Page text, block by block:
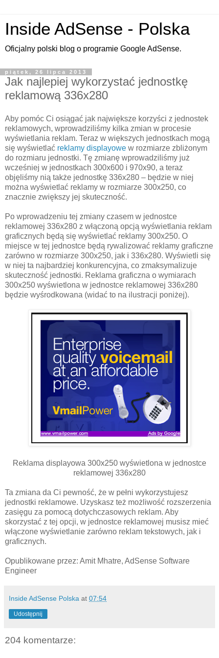
Inside AdSense - Polska
Oficjalny polski blog o programie Google AdSense.
piątek, 26 lipca 2013
Jak najlepiej wykorzystać jednostkę
reklamową 336x280
Aby pomóc Ci osiągać jak największe korzyści z jednostek
reklamowych, wprowadziliśmy kilka zmian w procesie
wyświetlania reklam. Teraz w większych jednostkach mogą
się wyświetlać reklamy displayowe w rozmiarze zbliżonym
do rozmiaru jednostki. Tę zmianę wprowadziliśmy już
wcześniej w jednostkach 300x600 i 970x90, a teraz
objęliśmy nią także jednostkę 336x280 – będzie w niej
można wyświetlać reklamy w rozmiarze 300x250, co
znacznie zwiększy jej skuteczność.
Po wprowadzeniu tej zmiany czasem w jednostce
reklamowej 336x280 z włączoną opcją wyświetlania reklam
graficznych będą się wyświetlać reklamy 300x250. O
miejsce w tej jednostce będą rywalizować reklamy graficzne
zarówno w rozmiarze 300x250, jak i 336x280. Wyświetli się
w niej ta najbardziej konkurencyjna, co zmaksymalizuje
skuteczność jednostki. Reklama graficzna o wymiarach
300x250 wyświetlona w jednostce reklamowej 336x280
będzie wyśrodkowana (widać to na ilustracji poniżej).
Reklama displayowa 300x250 wyświetlona w jednostce
reklamowej 336x280
Ta zmiana da Ci pewność, że w pełni wykorzystujesz
jednostki reklamowe. Uzyskasz też możliwość rozszerzenia
zasięgu za pomocą dotychczasowych reklam. Aby
skorzystać z tej opcji, w jednostce reklamowej musisz mieć
włączone wyświetlanie zarówno reklam tekstowych, jak i
graficznych.
Opublikowane przez: Amit Mhatre, AdSense Software
Engineer
Inside AdSense Polska at 07:54
Udostępnij
204 komentarze: